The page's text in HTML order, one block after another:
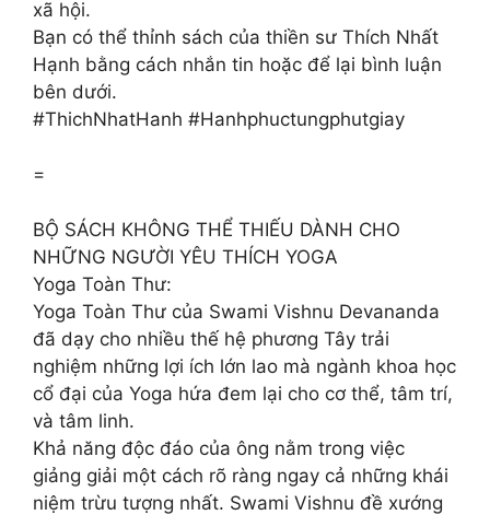
xã hội.
Bạn có thể thỉnh sách của thiền sư Thích Nhất
Hạnh bằng cách nhắn tin hoặc để lại bình luận
bên dưới.
#ThichNhatHanh #Hanhphuctungphutgiay
=
BỘ SÁCH KHÔNG THỂ THIẾU DÀNH CHO
NHỮNG NGƯỜI YÊU THÍCH YOGA
Yoga Toàn Thư:
Yoga Toàn Thư của Swami Vishnu Devananda
đã dạy cho nhiều thế hệ phương Tây trải
nghiệm những lợi ích lớn lao mà ngành khoa học
cổ đại của Yoga hứa đem lại cho cơ thể, tâm trí,
và tâm linh.
Khả năng độc đáo của ông nằm trong việc
giảng giải một cách rõ ràng ngay cả những khái
niệm trừu tượng nhất. Swami Vishnu đề xướng